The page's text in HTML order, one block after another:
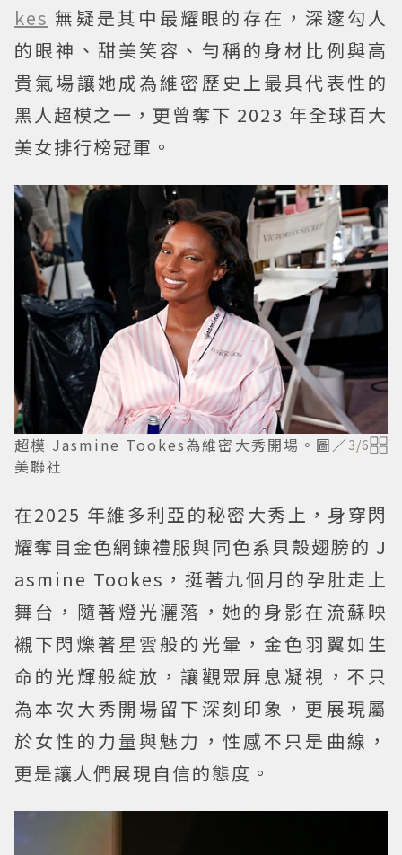
kes 無疑是其中最耀眼的存在，深邃勾人
的眼神、甜美笑容、勻稱的身材比例與高
貴氣場讓她成為維密歷史上最具代表性的
黑人超模之一，更曾奪下 2023 年全球百大
美女排行榜冠軍。
超模 Jasmine Tookes為維密大秀開場。圖／
美聯社
3/6
在2025 年維多利亞的秘密大秀上，身穿閃
耀奪目金色網鍊禮服與同色系貝殼翅膀的 J
asmine Tookes，挺著九個月的孕肚走上
舞台，隨著燈光灑落，她的身影在流蘇映
襯下閃爍著星雲般的光暈，金色羽翼如生
命的光輝般綻放，讓觀眾屏息凝視，不只
為本次大秀開場留下深刻印象，更展現屬
於女性的力量與魅力，性感不只是曲線，
更是讓人們展現自信的態度。